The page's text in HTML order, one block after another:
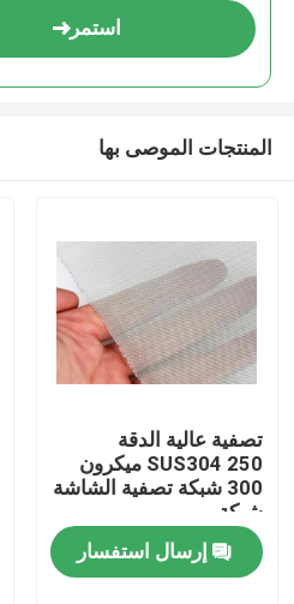
المنزل
المنتجات
استمر
المنتجات الموصى بها
تصفية عالية الدقة
SUS304 250 ميكرون
300 شبكة تصفية الشاشة
شبكة
إرسال استفسار